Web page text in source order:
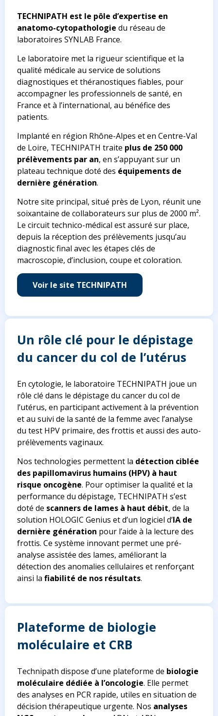
TECHNIPATH est le pôle d’expertise en
anatomo-cytopathologie du réseau de
laboratoires SYNLAB France.
Le laboratoire met la rigueur scientifique et la
qualité médicale au service de solutions
diagnostiques et théranostiques fiables, pour
accompagner les professionnels de santé, en
France et à l’international, au bénéfice des
patients.
Implanté en région Rhône-Alpes et en Centre-Val
de Loire, TECHNIPATH traite plus de 250 000
prélèvements par an, en s’appuyant sur un
plateau technique doté des équipements de
dernière génération.
Notre site principal, situé près de Lyon, réunit une
soixantaine de collaborateurs sur plus de 2000 m².
Le circuit technico-médical est assuré sur place,
depuis la réception des prélèvements jusqu’au
diagnostic final avec les étapes clés de
macroscopie, d’inclusion, coupe et coloration.
Voir le site TECHNIPATH
Un rôle clé pour le dépistage
du cancer du col de l’utérus
En cytologie, le laboratoire TECHNIPATH joue un
rôle clé dans le dépistage du cancer du col de
l’utérus, en participant activement à la prévention
et au suivi de la santé de la femme avec l’analyse
du test HPV primaire, des frottis et aussi des auto-
prélèvements vaginaux.
Nos technologies permettent la détection ciblée
des papillomavirus humains (HPV) à haut
risque oncogène. Pour optimiser la qualité et la
performance du dépistage, TECHNIPATH s’est
doté de scanners de lames à haut débit, de la
solution HOLOGIC Genius et d’un logiciel d’IA de
dernière génération pour l’aide à la lecture des
frottis. Ce système innovant permet une pré-
analyse assistée des lames, améliorant la
détection des anomalies cellulaires et renforçant
ainsi la fiabilité de nos résultats.
Plateforme de biologie
moléculaire et CRB
Technipath dispose d’une plateforme de biologie
moléculaire dédiée à l’oncologie. Elle permet
des analyses en PCR rapide, utiles en situation de
décision thérapeutique urgente. Nos analyses